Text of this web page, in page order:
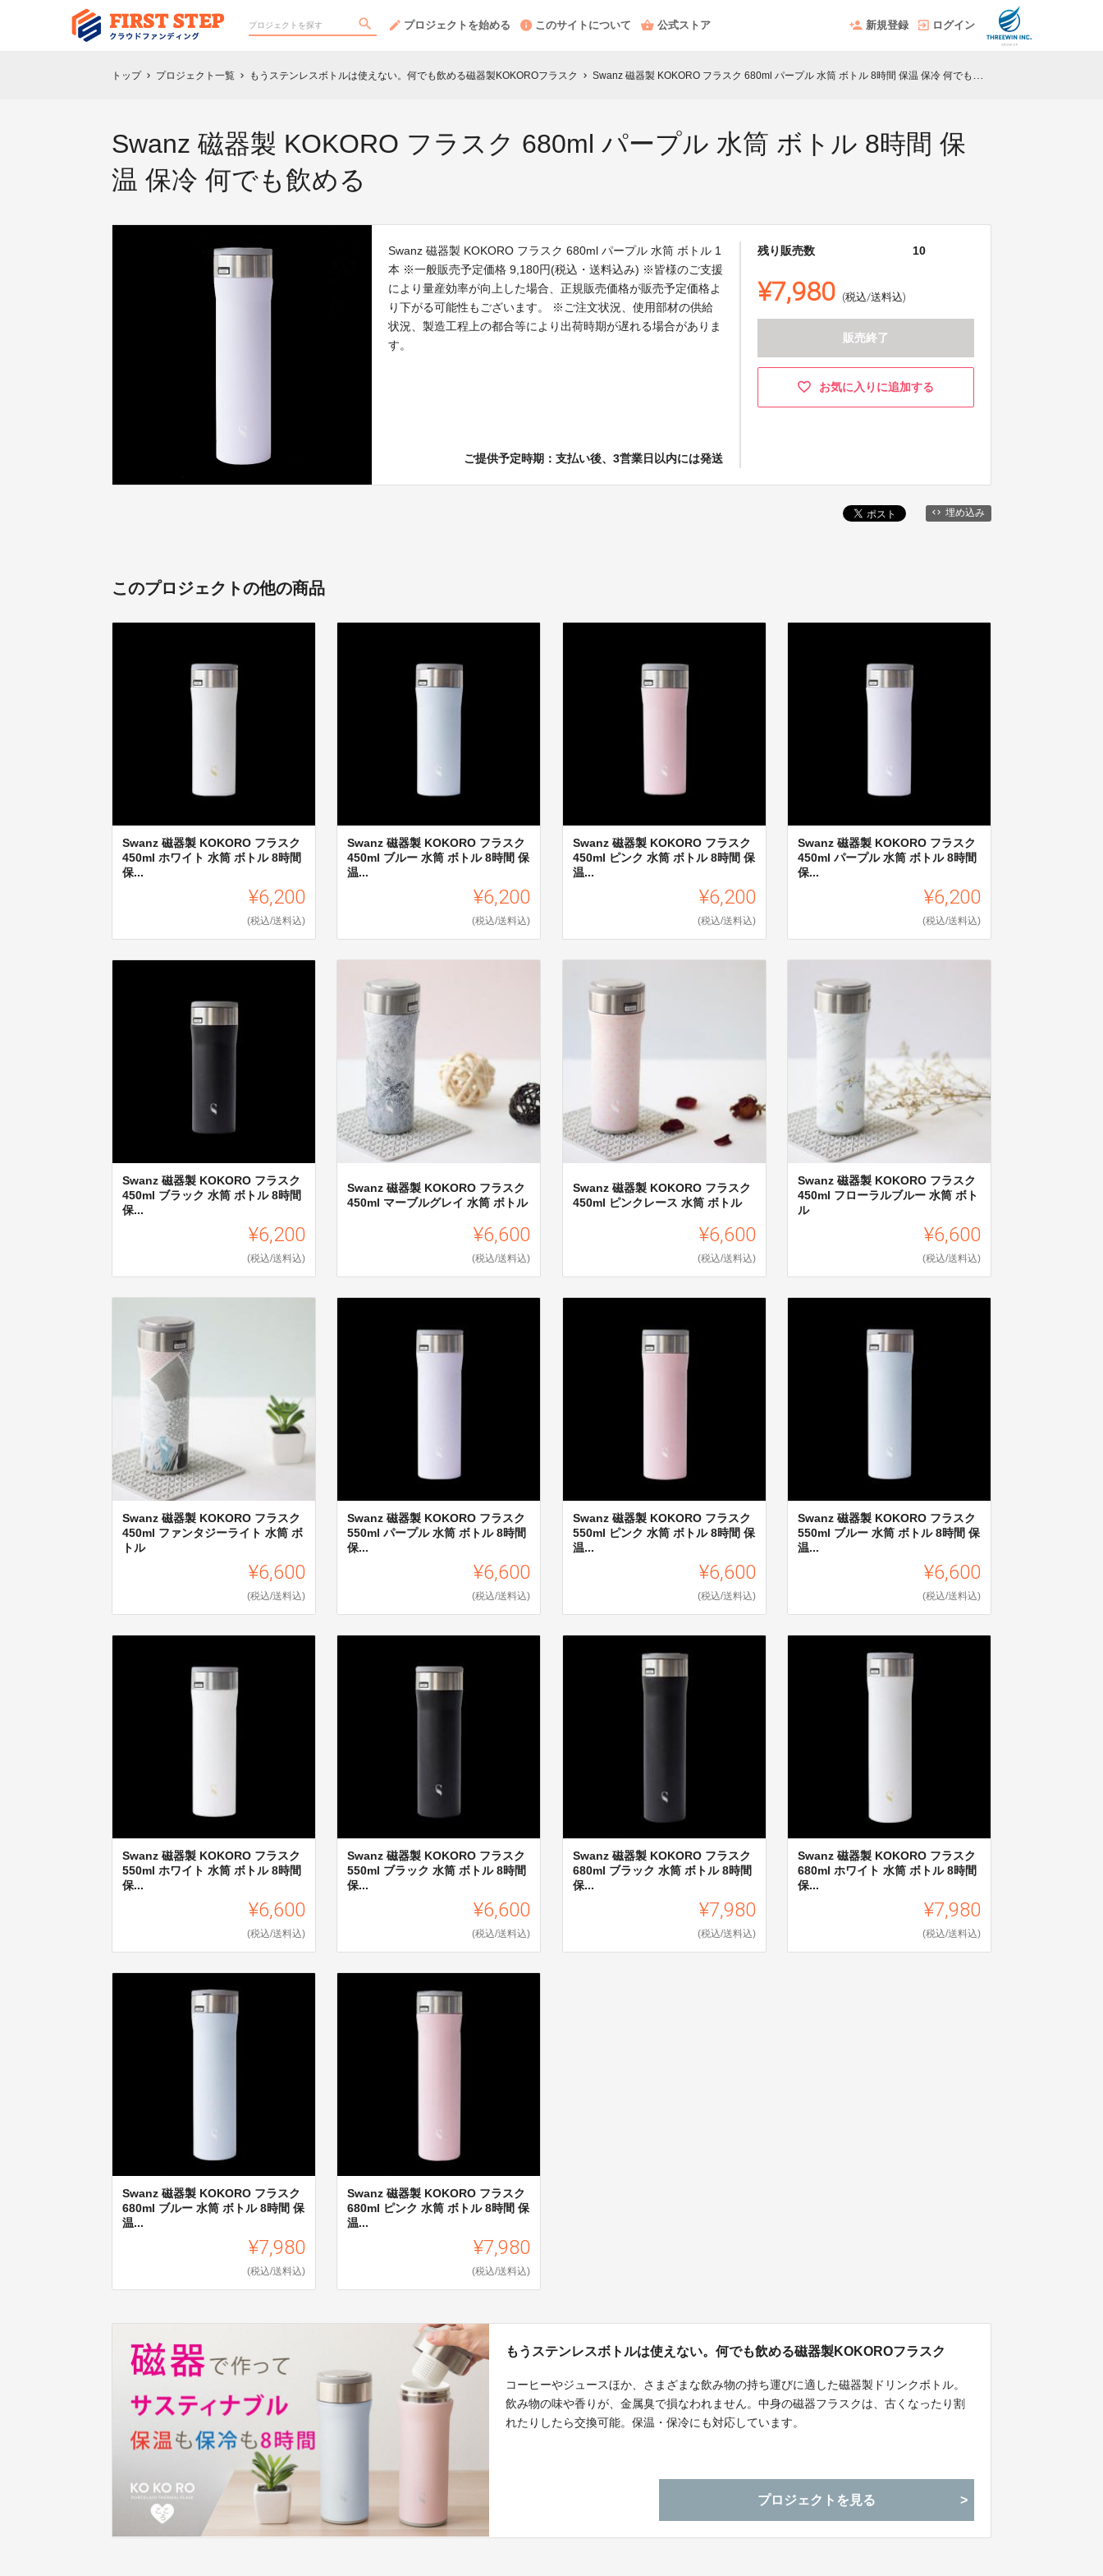
プロジェクトを始める このサイトについて 公式ストア 新規登録 ログイン
トップ chevron_right プロジェクト一覧 chevron_right もうステンレスボトルは使えない。何でも飲める磁器製KOKOROフラスク chevron_right Swanz 磁器製 KOKORO フラスク 680ml パープル 水筒 ボトル 8時間 保温 保冷 何でも飲める
Swanz 磁器製 KOKORO フラスク 680ml パープル 水筒 ボトル 8時間 保
温 保冷 何でも飲める
Swanz 磁器製 KOKORO フラスク 680ml パープル 水筒 ボトル 1
本 ※一般販売予定価格 9,180円(税込・送料込み) ※皆様のご支援
により量産効率が向上した場合、正規販売価格が販売予定価格よ
り下がる可能性もございます。 ※ご注文状況、使用部材の供給
状況、製造工程上の都合等により出荷時期が遅れる場合がありま
す。
ご提供予定時期：支払い後、3営業日以内には発送
残り販売数 10
¥7,980 (税込/送料込)
販売終了
お気に入りに追加する
埋め込み
このプロジェクトの他の商品
Swanz 磁器製 KOKORO フラスク
450ml ホワイト 水筒 ボトル 8時間
保...
¥6,200
(税込/送料込)
Swanz 磁器製 KOKORO フラスク
450ml ブルー 水筒 ボトル 8時間 保
温...
¥6,200
(税込/送料込)
Swanz 磁器製 KOKORO フラスク
450ml ピンク 水筒 ボトル 8時間 保
温...
¥6,200
(税込/送料込)
Swanz 磁器製 KOKORO フラスク
450ml パープル 水筒 ボトル 8時間
保...
¥6,200
(税込/送料込)
Swanz 磁器製 KOKORO フラスク
450ml ブラック 水筒 ボトル 8時間
保...
¥6,200
(税込/送料込)
Swanz 磁器製 KOKORO フラスク
450ml マーブルグレイ 水筒 ボトル
¥6,600
(税込/送料込)
Swanz 磁器製 KOKORO フラスク
450ml ピンクレース 水筒 ボトル
¥6,600
(税込/送料込)
Swanz 磁器製 KOKORO フラスク
450ml フローラルブルー 水筒 ボト
ル
¥6,600
(税込/送料込)
Swanz 磁器製 KOKORO フラスク
450ml ファンタジーライト 水筒 ボ
トル
¥6,600
(税込/送料込)
Swanz 磁器製 KOKORO フラスク
550ml パープル 水筒 ボトル 8時間
保...
¥6,600
(税込/送料込)
Swanz 磁器製 KOKORO フラスク
550ml ピンク 水筒 ボトル 8時間 保
温...
¥6,600
(税込/送料込)
Swanz 磁器製 KOKORO フラスク
550ml ブルー 水筒 ボトル 8時間 保
温...
¥6,600
(税込/送料込)
Swanz 磁器製 KOKORO フラスク
550ml ホワイト 水筒 ボトル 8時間
保...
¥6,600
(税込/送料込)
Swanz 磁器製 KOKORO フラスク
550ml ブラック 水筒 ボトル 8時間
保...
¥6,600
(税込/送料込)
Swanz 磁器製 KOKORO フラスク
680ml ブラック 水筒 ボトル 8時間
保...
¥7,980
(税込/送料込)
Swanz 磁器製 KOKORO フラスク
680ml ホワイト 水筒 ボトル 8時間
保...
¥7,980
(税込/送料込)
Swanz 磁器製 KOKORO フラスク
680ml ブルー 水筒 ボトル 8時間 保
温...
¥7,980
(税込/送料込)
Swanz 磁器製 KOKORO フラスク
680ml ピンク 水筒 ボトル 8時間 保
温...
¥7,980
(税込/送料込)
もうステンレスボトルは使えない。何でも飲める磁器製KOKOROフラスク
コーヒーやジュースほか、さまざまな飲み物の持ち運びに適した磁器製ドリンクボトル。
飲み物の味や香りが、金属臭で損なわれません。中身の磁器フラスクは、古くなったり割
れたりしたら交換可能。保温・保冷にも対応しています。
プロジェクトを見る